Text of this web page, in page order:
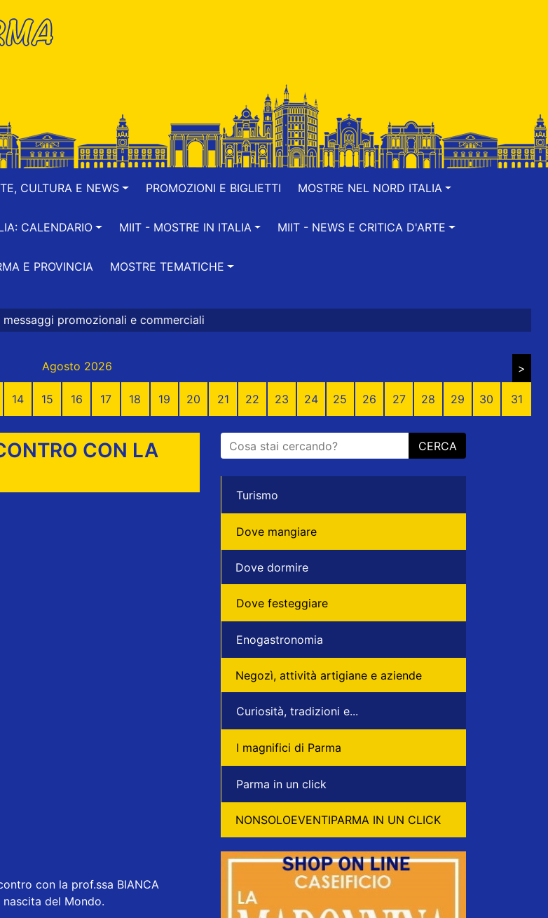
CULTURA E NEWS PROMOZIONI E BIGLIETTI MOSTRE NEL NORD ITALIA
CALENDARIO MIIT - MOSTRE IN ITALIA MIIT - NEWS E CRITICA D'ARTE
E PROVINCIA MOSTRE TEMATICHE
e commerciali
Agosto 2026 >
14 15 16 17 18 19 20 21 22 23 24 25 26 27 28 29 30 31
CON LA
con la prof.ssa BIANCA
del Mondo.
CERCA
Turismo
Dove mangiare
Dove dormire
Dove festeggiare
Enogastronomia
Negozì, attività artigiane e aziende
Curiosità, tradizioni e...
I magnifici di Parma
Parma in un click
NONSOLOEVENTIPARMA IN UN CLICK